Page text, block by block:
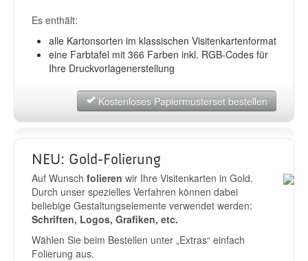
Es enthält:
alle Kartonsorten im klassischen Visitenkartenformat
eine Farbtafel mit 366 Farben inkl. RGB-Codes für
Ihre Druckvorlagenerstellung
Kostenloses Papiermusterset bestellen
NEU: Gold-Folierung
Auf Wunsch folieren wir Ihre Visitenkarten in Gold.
Durch unser spezielles Verfahren können dabei
beliebige Gestaltungselemente verwendet werden:
Schriften, Logos, Grafiken, etc.
Wählen Sie beim Bestellen unter „Extras“ einfach
Folierung aus.